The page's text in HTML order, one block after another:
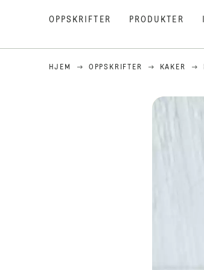
OPPSKRIFTER PRODUKTER
HJEM OPPSKRIFTER KAKER